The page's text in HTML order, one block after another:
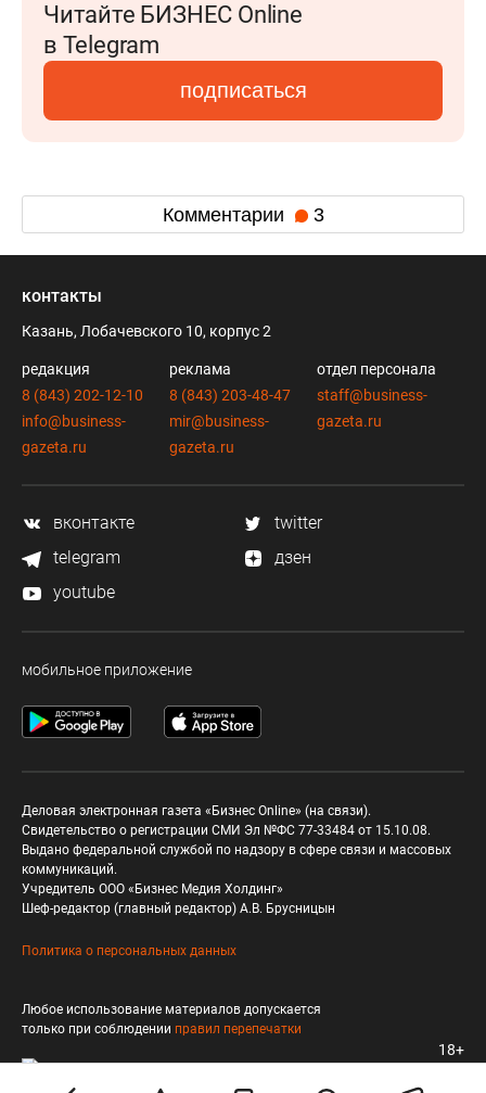
Читайте БИЗНЕС Online
в Telegram
подписаться
Комментарии 3
контакты
Казань, Лобачевского 10, корпус 2
редакция
8 (843) 202-12-10
info@business-
gazeta.ru
реклама
8 (843) 203-48-47
mir@business-
gazeta.ru
отдел персонала
staff@business-
gazeta.ru
вконтакте
twitter
telegram
дзен
youtube
мобильное приложение
Деловая электронная газета «Бизнес Online» (на связи).
Свидетельство о регистрации СМИ Эл №ФС 77-33484 от 15.10.08.
Выдано федеральной службой по надзору в сфере связи и массовых
коммуникаций.
Учредитель ООО «Бизнес Медия Холдинг»
Шеф-редактор (главный редактор) А.В. Брусницын
Политика о персональных данных
Любое использование материалов допускается
только при соблюдении правил перепечатки
18+